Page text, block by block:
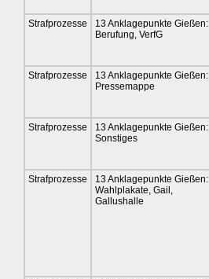
Strafprozesse
13 Anklagepunkte Gießen:
Berufung, VerfG
Strafprozesse
13 Anklagepunkte Gießen:
Pressemappe
Strafprozesse
13 Anklagepunkte Gießen:
Sonstiges
Strafprozesse
13 Anklagepunkte Gießen:
Wahlplakate, Gail,
Gallushalle